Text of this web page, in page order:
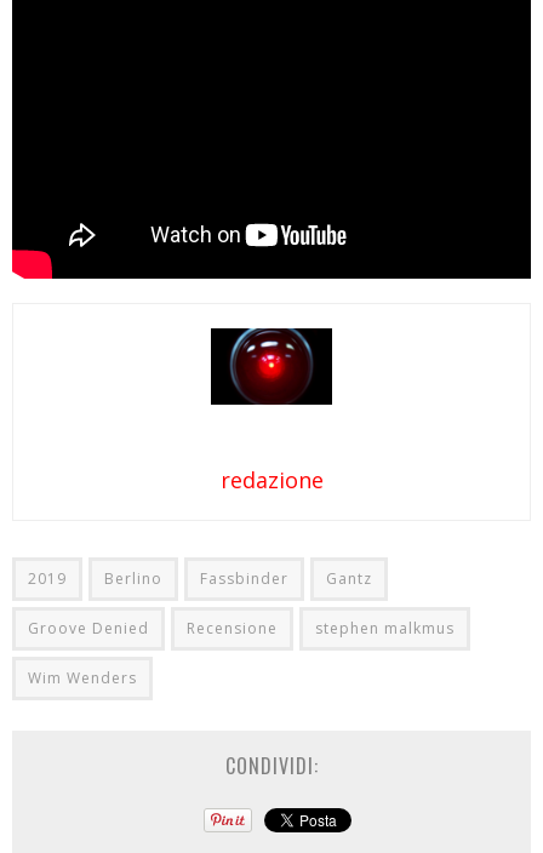
redazione
2019 Berlino Fassbinder Gantz
Groove Denied Recensione stephen malkmus
Wim Wenders
CONDIVIDI: